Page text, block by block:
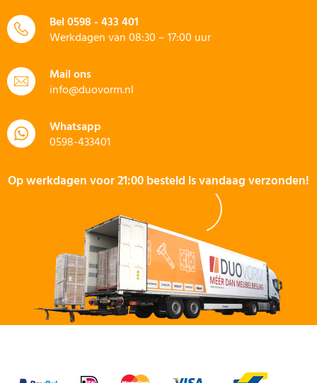
Bel0598 - 433 401
Werkdagen van 08:30 – 17:00 uur
Mail ons
info@duovorm.nl
Whatsapp
0598-433401
Op werkdagen voor 21:00 besteld is vandaag verzonden!